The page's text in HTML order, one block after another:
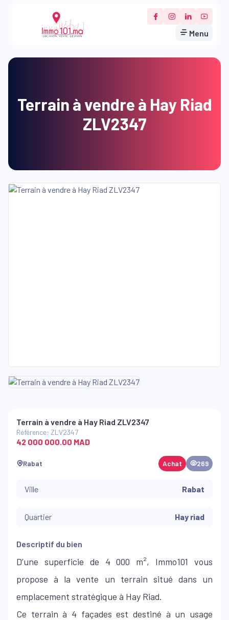
Menu
Terrain à vendre à Hay Riad
ZLV2347
Terrain à vendre à Hay Riad ZLV2347
Référence: ZLV2347
42 000 000.00 MAD
Rabat Achat 269
Ville Rabat
Quartier Hay riad
Descriptif du bien
D’une superficie de 4 000 m², Immo101 vous
propose à la vente un terrain situé dans un
emplacement stratégique à Hay Riad.
Ce terrain à 4 façades est destiné à un usage